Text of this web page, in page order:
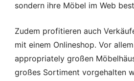
sondern ihre Möbel im Web
Zudem profitieren auch
mit einem Onlineshop. Vor
appropriately großen
großes Sortiment vorgehalten